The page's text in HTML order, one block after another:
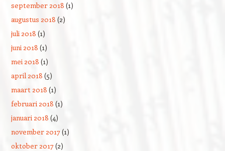
september 2018 (1)
augustus 2018 (2)
juli 2018 (1)
juni 2018 (1)
mei 2018 (1)
april 2018 (5)
maart 2018 (1)
februari 2018 (1)
januari 2018 (4)
november 2017(1)
oktober 2017(2)